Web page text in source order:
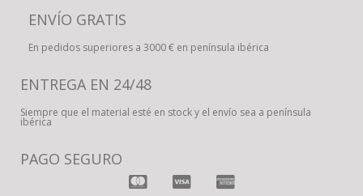
ENVÍO GRATIS
En pedidos superiores a 3000 € en península ibérica
ENTREGA EN 24/48
Siempre que el material esté en stock y el envío sea a península
ibérica
PAGO SEGURO